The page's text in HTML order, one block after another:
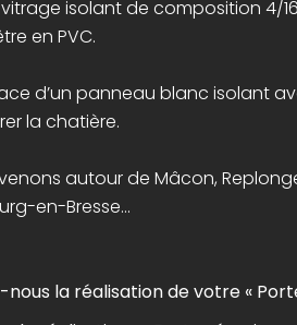
vitrage isolant de composition 4/
en PVC.
d’un panneau blanc isolant
la chatière.
autour de Mâcon,
en-Bresse…
nous la réalisation de votre «